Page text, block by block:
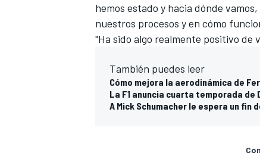
hemos estado y hacia dónde
nuestros procesos y en cómo
"Ha sido algo realmente positivo de
También puedes leer
Cómo mejora la aerodinámica de
La F1 anuncia cuarta temporada
A Mick Schumacher le espera un fin